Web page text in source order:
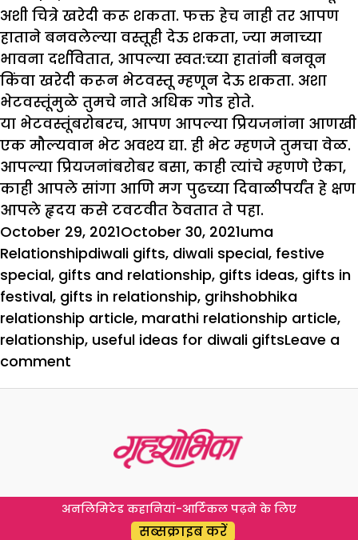
अशी चित्रे खरेदी करू शकता. फक्त हेच नाही तर आपण
हाताने बनवलेल्या वस्तूही देऊ शकता, ज्या मनाच्या
भावना दर्शवितात, आपल्या स्वत:च्या हातांनी बनवून
किंवा खरेदी करून भेटवस्तू म्हणून देऊ शकता. अशा
भेटवस्तूंमुळे तुमचे नाते अधिक गोड होते.
या भेटवस्तूंबरोबरच, आपण आपल्या प्रियजनांना आणखी
एक मौल्यवान भेट अवश्य द्या. ही भेट म्हणजे तुमचा वेळ.
आपल्या प्रियजनांबरोबर बसा, काही त्यांचे म्हणणे ऐका,
काही आपले सांगा आणि मग पुढच्या दिवाळीपर्यंत हे क्षण
आपले हृदय कसे टवटवीत ठेवतात ते पहा.
Posted
on
October 29, 2021October 30, 2021Author
umaCategories
RelationshipTags
diwali gifts, diwali special, festive
special, gifts and relationship, gifts ideas, gifts in
festival, gifts in relationship, grihshobhika
relationship article, marathi relationship article,
relationship, useful ideas for diwali giftsLeave a
comment
आपल्या
भरपूर
अनलिमिटेड कहानियां-आर्टिकल पढ़ने के लिए
सब्सक्राइब करें